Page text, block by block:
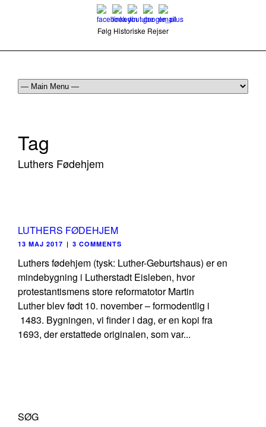
Følg Historiske Rejser
Tag
Luthers Fødehjem
LUTHERS FØDEHJEM
13 MAJ 2017 | 3 COMMENTS
Luthers fødehjem (tysk: Luther-Geburtshaus) er en
mindebygning i Lutherstadt Eisleben, hvor
protestantismens store reformatotor Martin
Luther blev født 10. november – formodentlig i
1483. Bygningen, vi finder i dag, er en kopi fra
1693, der erstattede originalen, som var...
SØG